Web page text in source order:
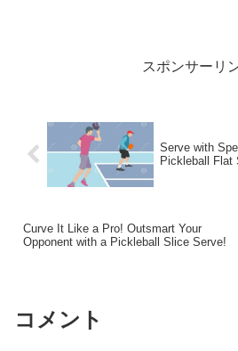
スポンサーリ
Serve with
Pickleball Flat
Curve It Like a Pro! Outsmart Your
Opponent with a Pickleball Slice Serve!
コメント